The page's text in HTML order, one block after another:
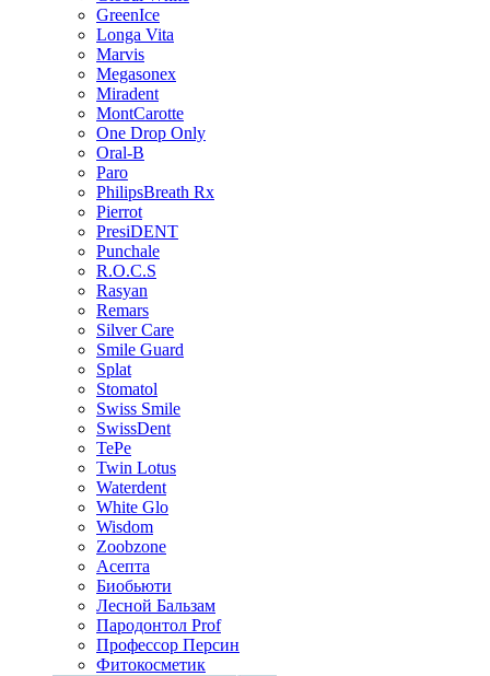
GreenIce
Longa Vita
Marvis
Megasonex
Miradent
MontCarotte
One Drop Only
Oral-B
Paro
PhilipsBreath Rx
Pierrot
PresiDENT
Punchale
R.O.C.S
Rasyan
Remars
Silver Care
Smile Guard
Splat
Stomatol
Swiss Smile
SwissDent
TePe
Twin Lotus
Waterdent
White Glo
Wisdom
Zoobzone
Асепта
Биобьюти
Лесной Бальзам
Пародонтол Prof
Профессор Персин
Фитокосметик